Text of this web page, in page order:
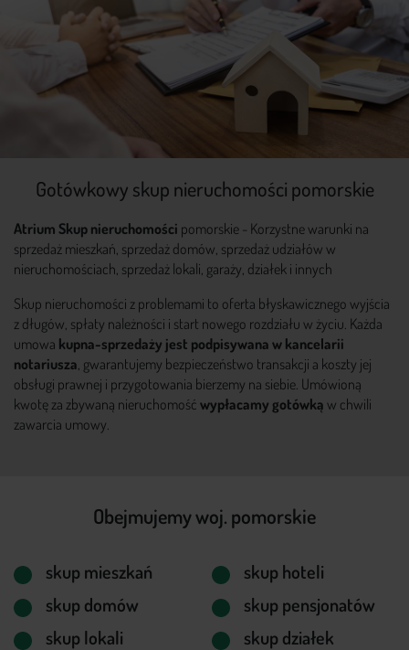
Gotówkowy skup nieruchomości pomorskie
Atrium Skup nieruchomości pomorskie - Korzystne warunki na
sprzedaż mieszkań, sprzedaż domów, sprzedaż udziałów w
nieruchomościach, sprzedaż lokali, garaży, działek i innych
Skup nieruchomości z problemami to oferta błyskawicznego wyjścia
z długów, spłaty należności i start nowego rozdziału w życiu. Każda
umowa kupna-sprzedaży jest podpisywana w kancelarii
notariusza, gwarantujemy bezpieczeństwo transakcji a koszty jej
obsługi prawnej i przygotowania bierzemy na siebie. Umówioną
kwotę za zbywaną nieruchomość wypłacamy gotówką w chwili
zawarcia umowy.
Obejmujemy woj. pomorskie
skup mieszkań
skup domów
skup lokali
skup hoteli
skup pensjonatów
skup działek